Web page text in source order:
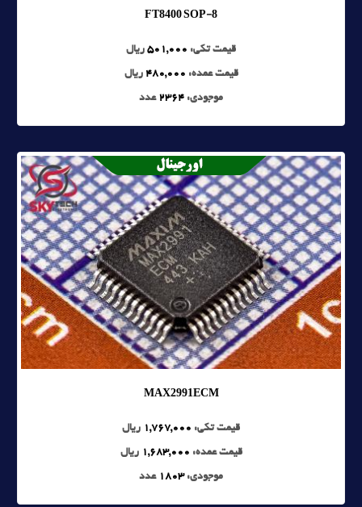
FT8400 SOP-8
قیمت تکی: 501,000 ریال
قیمت عمده: 480,000 ریال
موجودی: 2364 عدد
MAX2991ECM
قیمت تکی: 1,767,000 ریال
قیمت عمده: 1,683,000 ریال
موجودی:1803 عدد